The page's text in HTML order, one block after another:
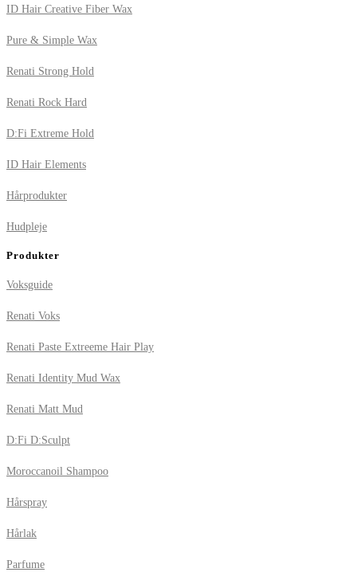
ID Hair Creative Fiber Wax
Pure & Simple Wax
Renati Strong Hold
Renati Rock Hard
D:Fi Extreme Hold
ID Hair Elements
Hårprodukter
Hudpleje
Produkter
Voksguide
Renati Voks
Renati Paste Extreeme Hair Play
Renati Identity Mud Wax
Renati Matt Mud
D:Fi D:Sculpt
Moroccanoil Shampoo
Hårspray
Hårlak
Parfume